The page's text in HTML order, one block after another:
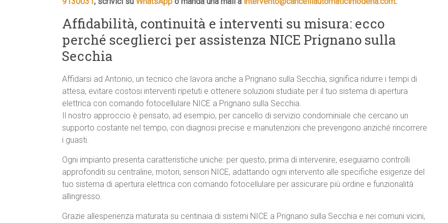
Affidabilità, continuità e interventi su misura: ecco
perché sceglierci per assistenza NICE Prignano sulla
Secchia
Affidarsi ad Antonio, un tecnico che lavora anche a Prignano sulla Secchia, significa ridurre i tempi di
attesa, evitare costosi interventi ripetuti e ottenere soluzioni studiate per il tuo sistema di apertura
elettrica con comando fotocellulare NICE a Prignano sulla Secchia.
Il nostro approccio è pensato, ad esempio, per cancello di servizio condominiale che cercano un
supporto costante nel tempo, con diagnosi precise e manutenzioni che prevengono anziché rincorrere
i guasti.
Ogni impianto presenta caratteristiche uniche: per questo, prima di intervenire, eseguiamo controlli
approfonditi su centraline, motori, sensori NICE, adattando ogni intervento alle specifiche esigenze del
tuo sistema di apertura elettrica con comando fotocellulare per assicurare più ordine e funzionalità
allingresso.
Grazie allesperienza maturata su centinaia di sistemi NICE a Prignano sulla Secchia e nei comuni vicini,